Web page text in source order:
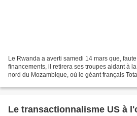
Le Rwanda a averti samedi 14 mars que,
financements, il retirera ses troupes aidant à
nord du Mozambique, où le géant français
Le transactionnalisme US à